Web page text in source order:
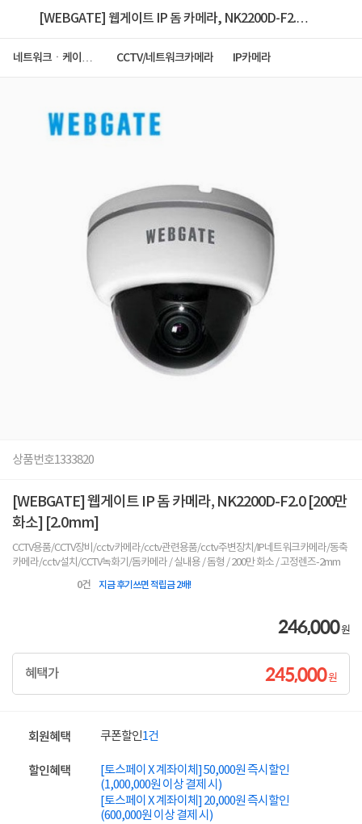
[WEBGATE] 웹게이트 IP 돔 카메라, NK2200D-F2.0
네트워크ㆍ케이블
CCTV/네트워크카메라 IP카메라
상품번호1333820
[WEBGATE] 웹게이트 IP 돔 카메라, NK2200D-F2.0 [200만
화소] [2.0mm]
CCTV용품/CCTV장비/cctv카메라/cctv관련용품/cctv주변장치/IP네트워크카메라/동축
카메라/cctv설치/CCTV녹화기/돔카메라 / 실내용 / 돔형 / 200만 화소 / 고정렌즈-2mm
0건 지금 후기쓰면 적립금 2배!
246,000원
혜택가 245,000원
회원혜택 쿠폰할인1건
할인혜택
[토스페이 X 계좌이체] 50,000원 즉시할인
(1,000,000원 이상 결제 시)
[토스페이 X 계좌이체] 20,000원 즉시할인
(600,000원 이상 결제 시)